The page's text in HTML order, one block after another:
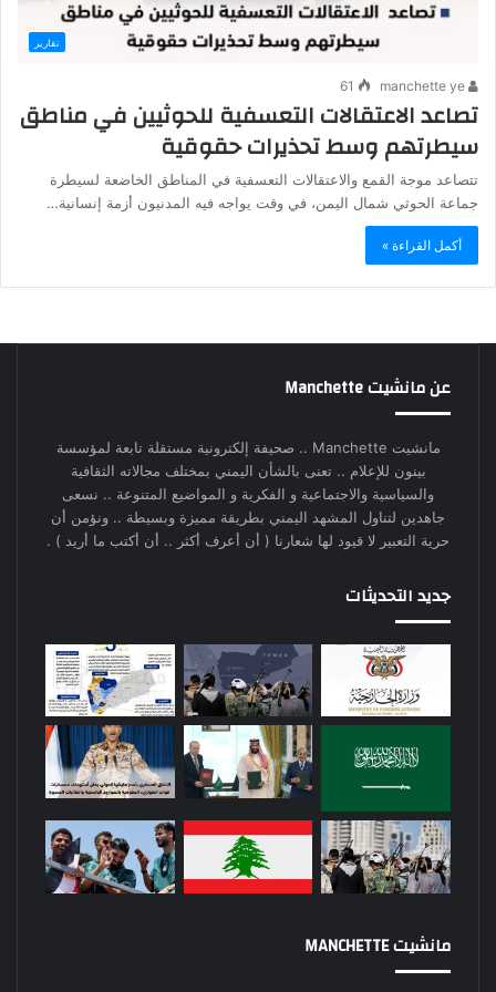
تقارير
61
تصاعد الاعتقالات التعسفية للحوثيين في مناطق
سيطرتهم وسط تحذيرات حقوقية
تتصاعد موجة القمع والاعتقالات التعسفية في المناطق الخاضعة لسيطرة
جماعة الحوثي شمال اليمن، في وقت يواجه فيه المدنيون أزمة إنسانية…
أكمل القراءة »
عن مانشيت Manchette
مانشيت Manchette .. صحيفة إلكترونية مستقلة تابعة لمؤسسة
بينون للإعلام .. تعنى بالشأن اليمني بمختلف مجالاته الثقافية
والسياسية والاجتماعية و الفكرية و المواضيع المتنوعة .. نسعى
جاهدين لتناول المشهد اليمني بطريقة مميزة وبسيطة .. ونؤمن أن
حرية التعبير لا قيود لها شعارنا ( أن أعرف أكثر .. أن أكتب ما أريد ) .
جديد التحديثات
مانشيت MANCHETTE